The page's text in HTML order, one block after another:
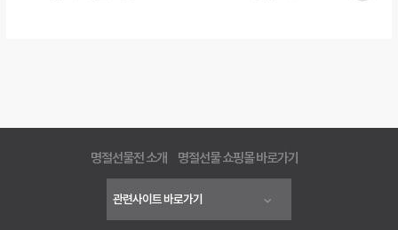
명절선물전 소개 명절선물 쇼핑몰 바로가기